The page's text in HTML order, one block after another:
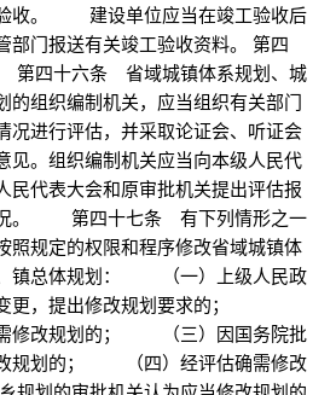
验收。 建设单位应当在竣工验收后
部门报送有关竣工验收资料。 第四
四十六条 省域城镇体系规划、城
的组织编制机关，应当组织有关部门
况进行评估，并采取论证会、听证会
见。组织编制机关应当向本级人民代
民代表大会和原审批机关提出评估报
况。 第四十七条 有下列情形之一
照规定的权限和程序修改省域城镇体
、镇总体规划： （一）上级人民政
更，提出修改规划要求的；
需修改规划的； （三）因国务院批
改规划的； （四）经评估确需修改